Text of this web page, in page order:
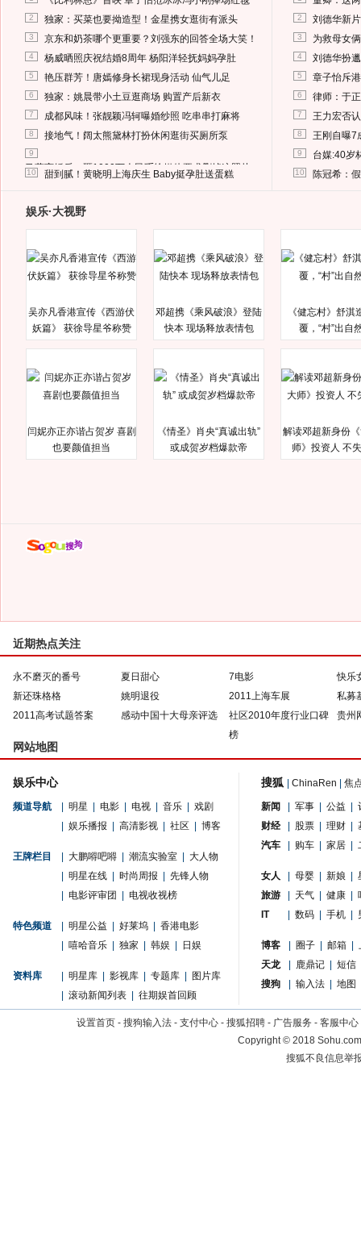
2 独家：买菜也要拗造型！金星携女逛街有派头
3 京东和奶茶哪个更重要？刘强东的回答全场大笑！
4 杨威晒照庆祝结婚8周年 杨阳洋轻抚妈妈孕肚
5 艳压群芳！唐嫣修身长裙现身活动 仙气儿足
6 独家：姚晨带小土豆逛商场 购置产后新衣
7 成都风味！张靓颖冯轲曝婚纱照 吃串串打麻将
8 接地气！阔太熊黛林打扮休闲逛街买厕所泵
9
马蓉离婚后，砸1000万人民币给媒体要求删掉这照片
10 甜到腻！黄晓明上海庆生 Baby挺孕肚送蛋糕
2 刘德华新
3 为救母女
4 刘德华扮
5 章子怡斥
6 律师：于
7 王力宏否
8 王刚自曝7
9 台媒:40岁
10 陈冠希：
娱乐·大视野
吴亦凡香港宣传《西游伏
妖篇》 获徐导星爷称赞
邓超携《乘风破浪》登陆
快本 现场释放表情包
《健忘村》舒淇
覆，“村”出自
闫妮亦正亦谐占贺岁 喜剧
也要颜值担当
《情圣》肖央“真诚出轨”
或成贺岁档爆款帝
解读邓超新身份
师》投资人 不
近期热点关注
永不磨灭的番号 夏日甜心 7电影
快乐
新还珠格格
姚明退役 2011上海车展
私募
2011高考试题答案
感动中国十大母亲评选
社区2010年度行业口碑
榜
贵州
网站地图
娱乐中心
频道导航 明星 电影 电视 音乐
戏剧
娱乐播报 高清影视 社区 博客
王牌栏目 大鹏嘚吧嘚 潮流实验室
大人物
明星在线 时尚周报
先锋人物
电影评审团 电视收视榜
特色频道 明星公益 好莱坞
香港电影
嘻哈音乐 独家 韩娱 日娱
资料库 明星库 影视库 专题库
图片库
滚动新闻列表 往期娱首回顾
搜狐 ChinaRen 焦
新闻 军事 公益
财经
股票 理财
汽车
购车 家居
女人 母婴 新娘
旅游
天气 健康
IT
数码 手机
博客 圈子 邮箱
天龙
鹿鼎记
短信
搜狗
输入法 地图
设置首页 - 搜狗输入法 - 支付中心 - 搜狐招聘 - 广告服务 - 客服中心
Copyright©2018
搜狐不良信息举